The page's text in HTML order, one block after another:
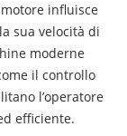
influisce
sua velocità di
moderne
il controllo
l’operatore
efficiente.